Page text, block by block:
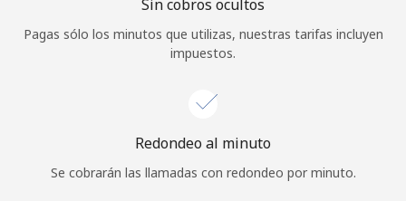
¿Olvidaste tu contraseña? →
o
Continuar con
Sin cobros ocultos
Pagas sólo los minutos que utilizas, nuestras tarifas incluyen
impuestos.
Redondeo al minuto
Se cobrarán las llamadas con redondeo por minuto.